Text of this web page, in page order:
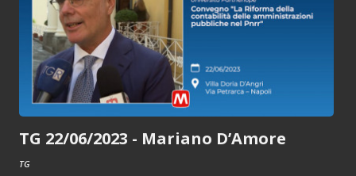
TG 22/06/2023 - Mariano D’Amore
TG